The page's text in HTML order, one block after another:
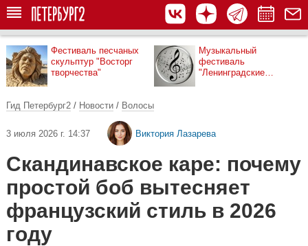
Фестиваль песчаных
скульптур "Восторг
творчества"
Музыкальный
фестиваль
"Ленинградские
Гид Петербург2 / Новости / Волосы
3 июля 2026 г. 14:37 Виктория Лазарева
Скандинавское каре: почему
простой боб вытесняет
французский стиль в 2026
году